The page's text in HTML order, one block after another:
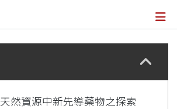
Details
天然資源中新先導藥物之探索